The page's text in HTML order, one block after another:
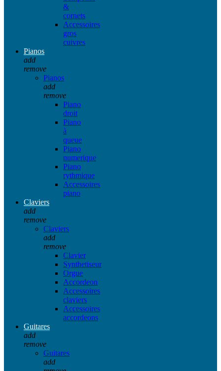
&
cornets
Accessoires
gros
cuivres
Pianos
add
remove
Pianos
add
remove
Piano
droit
Piano
à
queue
Piano
numerique
Piano
rythmique
Accessoires
piano
Claviers
add
remove
Claviers
add
remove
Clavier
Synthetiseur
Orgue
Accordeon
Accessoires
claviers
Accessoires
accordeons
Guitares
add
remove
Guitares
add